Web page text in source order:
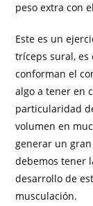
peso extra con
Este es un
tríceps sural,
conforman el
algo a tener en
particularidad
volumen en
generar un
debemos tener
desarrollo de
musculación.